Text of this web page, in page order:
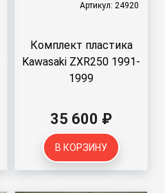
Артикул: 24920
Комплект пластика
Kawasaki ZXR250 1991-
1999
35 600 ₽
В КОРЗИНУ